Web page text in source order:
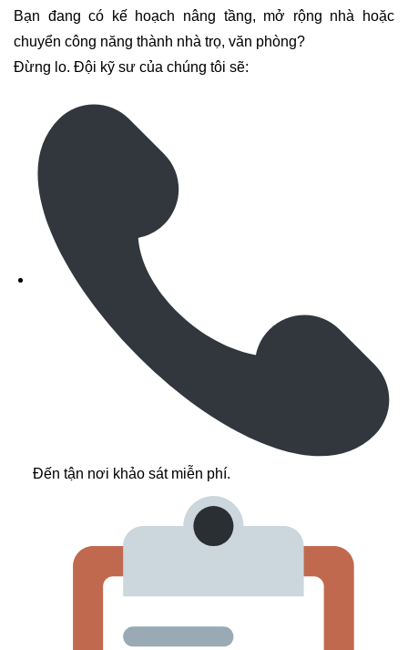
Bạn đang có kế hoạch nâng tầng, mở rộng nhà hoặc
chuyển công năng thành nhà trọ, văn phòng?
Đừng lo. Đội kỹ sư của chúng tôi sẽ:
Đến tận nơi khảo sát miễn phí.